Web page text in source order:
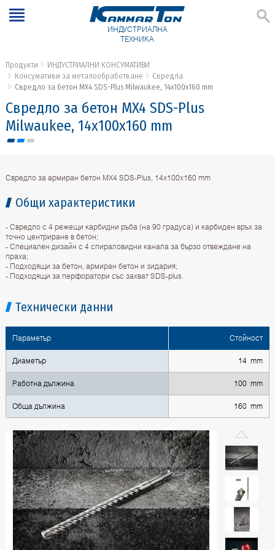
ИНДУСТРИАЛНА
ТЕХНИКА
Продукти
ИНДУСТРИАЛНИ КОНСУМАТИВИ
Консумативи за металообработване
Свредла
Свредло за бетон МX4 SDS-Plus Milwaukee, 14х100x160 mm
Свредло за бетон МX4 SDS-Plus
Milwaukee, 14х100x160 mm
Свредло за армиран бетон МX4 SDS-Plus, 14х100x160 mm
Общи характеристики
- Свредло с 4 режещи карбидни ръба (на 90 градуса) и карбиден връх за
точно центриране в бетон;
- Специален дизайн с 4 спираловидни канала за бързо отвеждане на
праха;
- Подходящи за бетон, армиран бетон и зидария;
- Подходящи за перфоратори със захват SDS-plus.
Технически данни
Параметър Стойност
Диаметър 14 mm
Работна дължина 100 mm
Обща дължина 160 mm